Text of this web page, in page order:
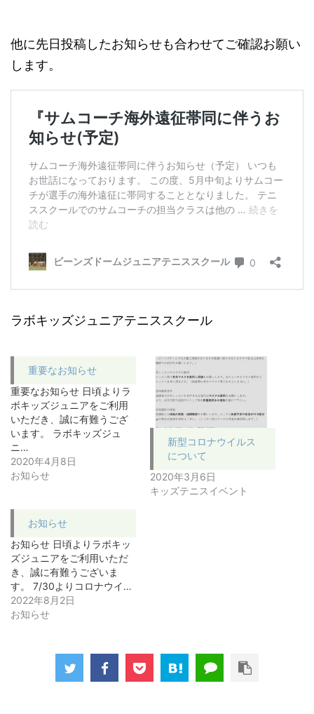
他に先日投稿したお知らせも合わせてご確認お願い
します。
ラボキッズジュニアテニススクール
重要なお知らせ
重要なお知らせ 日頃よりラ
ボキッズジュニアをご利用
いただき、誠に有難うござ
います。 ラボキッズジュ
ニ…
2020年4月8日
お知らせ
新型コロナウイルス
について
2020年3月6日
キッズテニスイベント
お知らせ
お知らせ 日頃よりラボキッ
ズジュニアをご利用いただ
き、誠に有難うございま
す。 7/30よりコロナウイ…
2022年8月2日
お知らせ